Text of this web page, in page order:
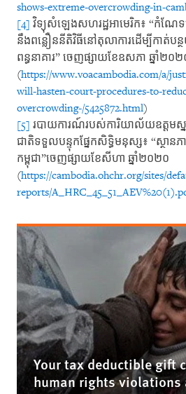
shows-extreme-overcrowding-in-
[4] វិទ្យុសំឡេងសហរដ្ឋអាមេរិក៖ “កំណែ
នឹងពន្លឿននីតិវិធីនៅតុលាការដើម្បីកាត់ប
ពន្ធនាគារ” ចេញផ្សាយខែឧសភា ឆ្នាំ២០២
(https://www.voacambodia.com/a/
will-hasten-court-procedures-to-
overcrowding-/5425872.html)
[5] របាយការណ៍របស់ការិយាល័យឧត្ដមស្ន
ជាតិទទួលបន្ទុកផ្នែកសិទ្ធិមនុស្ស៖ “ស្ថាន
កម្ពុជា”ចេញផ្សាយខែសីហា ឆ្នាំ២០២០
(https://cambodia.ohchr.org/sites/
reports/
Your tax deductible gift
human rights violations